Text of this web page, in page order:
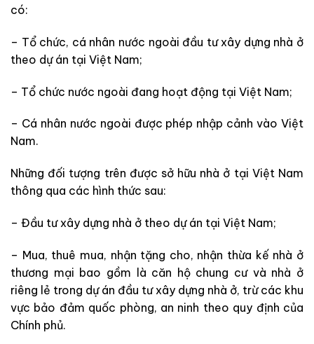
có:
– Tổ chức, cá nhân nước ngoài đầu tư xây dựng nhà ở
theo dự án tại Việt Nam;
– Tổ chức nước ngoài đang hoạt động tại Việt Nam;
– Cá nhân nước ngoài được phép nhập cảnh vào Việt
Nam.
Những đối tượng trên được sở hữu nhà ở tại Việt Nam
thông qua các hình thức sau:
– Đầu tư xây dựng nhà ở theo dự án tại Việt Nam;
– Mua, thuê mua, nhận tặng cho, nhận thừa kế nhà ở
thương mại bao gồm là căn hộ chung cư và nhà ở
riêng lẻ trong dự án đầu tư xây dựng nhà ở, trừ các khu
vực bảo đảm quốc phòng, an ninh theo quy định của
Chính phủ.